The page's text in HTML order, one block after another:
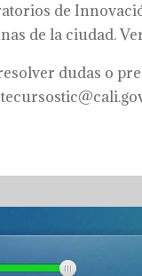
de
de la ciudad.
dudas o